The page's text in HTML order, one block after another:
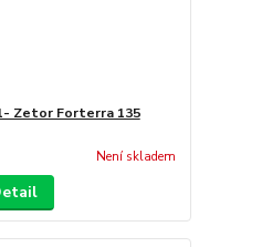
Zetor Forterra 135
Není skladem